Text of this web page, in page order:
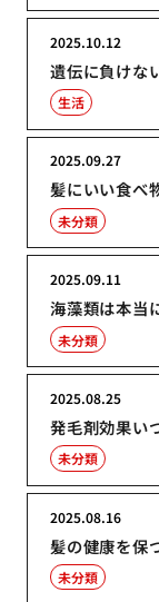
遺伝に負けな
2025.10.12
生活
髪にいい食べ
2025.09.27
未分類
海藻類は本当
2025.09.11
未分類
発毛剤効果い
2025.08.25
未分類
髪の健康を保
2025.08.16
未分類